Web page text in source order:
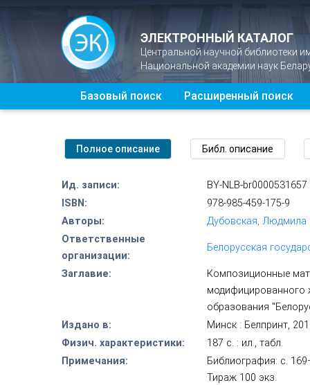
ЭЛЕКТРОННЫЙ КАТАЛОГ
Центральной научной библиотеки
Национальной академии наук
Базовый поиск Расширенный поиск
Ид. записи:
BY-NLB-br0000531657
ISBN:
978-985-459-175-9
Авторы:
Дубовская, Людмила
Ответственные
организации:
Белорусская
Заглавие:
Композиционные
модифицированного
образования
Издано в:
Минск : Белпринт,
Физич. характеристики:
187 с. : ил., табл.
Примечания:
Библиография: с.
Тираж 100 экз.